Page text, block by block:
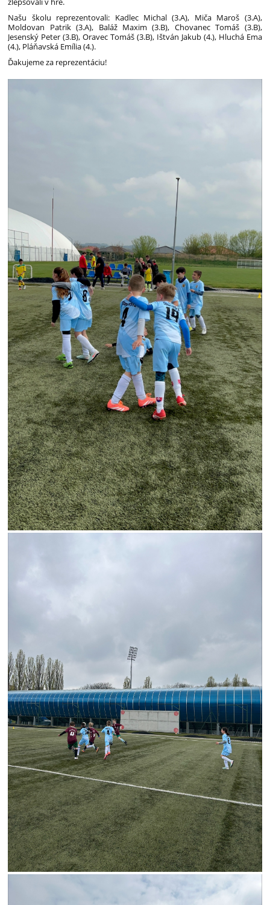
Našu školu reprezentovali: Kadlec Michal (3.A), Miča Maroš (3.A),
Moldovan Patrik (3.A), Baláž Maxim (3.B), Chovanec Tomáš (3.B),
Jesenský Peter (3.B), Oravec Tomáš (3.B), Ištván Jakub (4.), Hluchá Ema
(4.), Pláňavská Emília (4.).
Ďakujeme za reprezentáciu!